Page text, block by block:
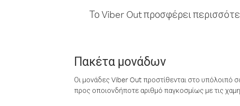
Το Viber Out προσφέρει
Πακέτα μονάδων
Οι μονάδες Viber Out προστίθενται στο υπόλοιπό
προς οποιονδήποτε αριθμό παγκοσμίως με τις